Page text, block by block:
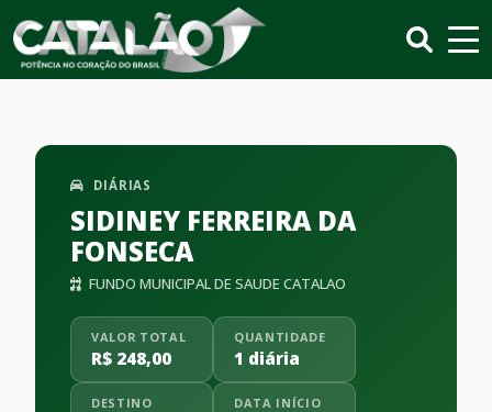
DIÁRIAS
SIDINEY FERREIRA DA
FONSECA
FUNDO MUNICIPAL DE SAUDE CATALAO
VALOR TOTAL
R$ 248,00
QUANTIDADE
1 diária
DESTINO DATA INÍCIO